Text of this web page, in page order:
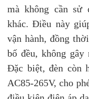
mà không cần sử
khác. Điều này
vận hành, đồng
bố đều, không
Đặc biệt, đèn còn
AC85-265V, cho